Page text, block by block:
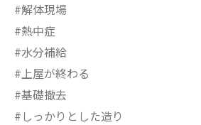
#解体現場
#熱中症
#水分補給
#上屋が終わる
#基礎撤去
#しっかりとした造り